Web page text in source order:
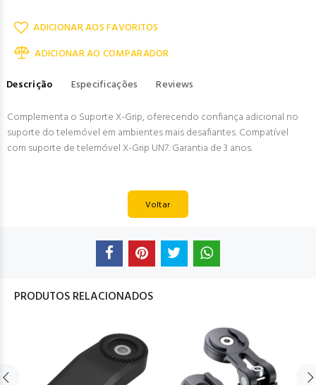
ADICIONAR AOS FAVORITOS
ADICIONAR AO COMPARADOR
Descrição
Especificações
Reviews
Complementa o Suporte X-Grip, oferecendo confiança adicional no
suporte do telemóvel em ambientes mais desafiantes. Compatível
com suporte de telemóvel X-Grip UN7. Garantia de 3 anos.
Voltar
PRODUTOS RELACIONADOS